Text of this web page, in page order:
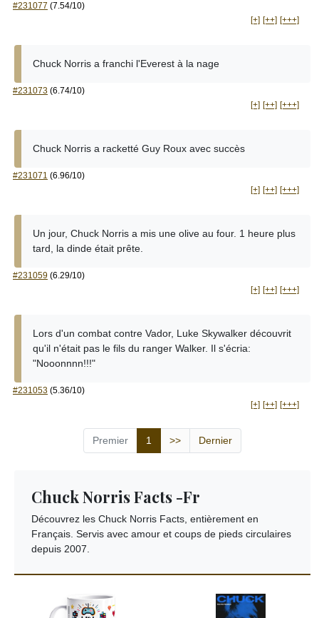
#231077 (7.54/10)
[+] [++] [+++]
Chuck Norris a franchi l'Everest à la nage
#231073 (6.74/10)
[+] [++] [+++]
Chuck Norris a racketté Guy Roux avec succès
#231071 (6.96/10)
[+] [++] [+++]
Un jour, Chuck Norris a mis une olive au four. 1 heure plus
tard, la dinde était prête.
#231059 (6.29/10)
[+] [++] [+++]
Lors d'un combat contre Vador, Luke Skywalker découvrit
qu'il n'était pas le fils du ranger Walker. Il s'écria:
"Nooonnnn!!!"
#231053 (5.36/10)
[+] [++] [+++]
Premier 1 >> Dernier
Chuck Norris Facts -Fr
Découvrez les Chuck Norris Facts, entièrement en
Français. Servis avec amour et coups de pieds circulaires
depuis 2007.